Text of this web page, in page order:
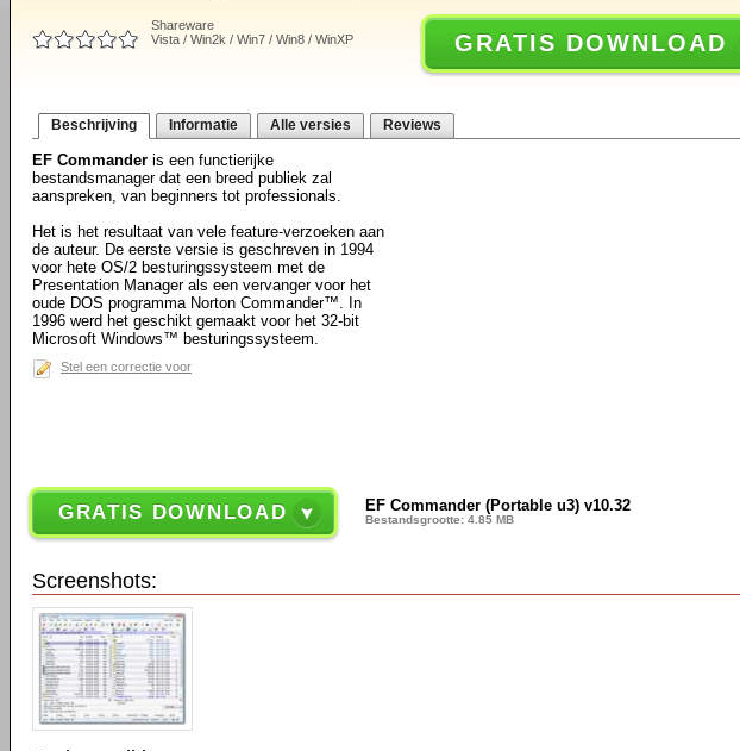
Shareware
Vista / Win2k / Win7 / Win8 / WinXP
GRATIS DOWNLOAD
Beschrijving Informatie Alle versies Reviews
EF Commander is een functierijke
bestandsmanager dat een breed publiek zal
aanspreken, van beginners tot professionals.
Het is het resultaat van vele feature-verzoeken aan
de auteur. De eerste versie is geschreven in 1994
voor hete OS/2 besturingssysteem met de
Presentation Manager als een vervanger voor het
oude DOS programma Norton Commander™. In
1996 werd het geschikt gemaakt voor het 32-bit
Microsoft Windows™ besturingssysteem.
Stel een correctie voor
GRATIS DOWNLOAD EF Commander (Portable u3) v10.32
Bestandsgrootte: 4.85 MB
Screenshots: